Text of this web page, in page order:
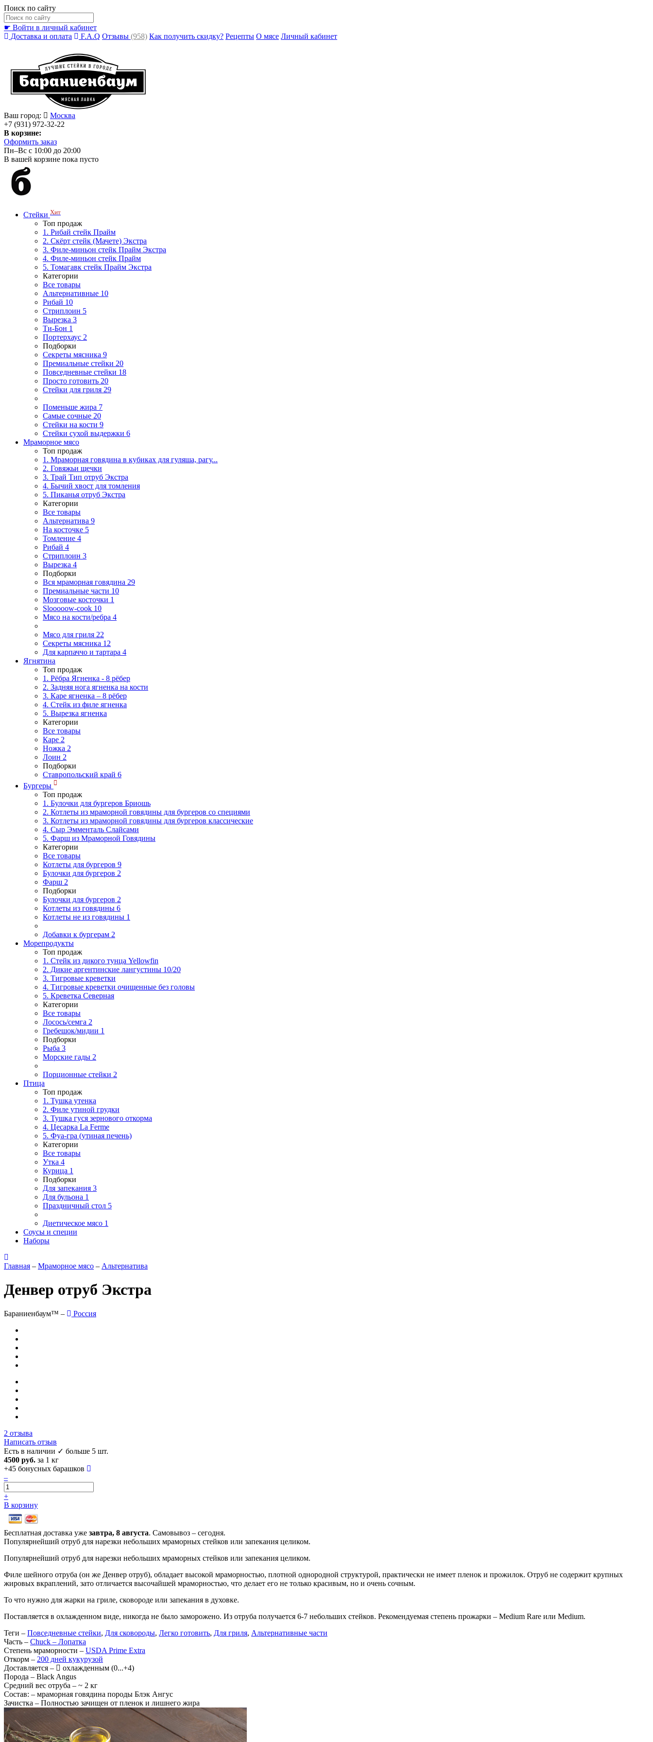
Поиск по сайту
☛ Войти в личный кабинет
Доставка и оплата
F.A.Q Отзывы (958) Как получить скидку? Рецепты О мясе Личный кабинет
Ваш город:
Москва
+7 (931) 972-32-22
В корзине:
Оформить заказ
Пн–Вс с 10:00 до 20:00
В вашей корзине пока пусто
Стейки Хит
Топ продаж
1. Рибай cтейк Прайм
2. Скёрт стейк (Мачете) Экстра
3. Филе-миньон стейк Прайм Экстра
4. Филе-миньон стейк Прайм
5. Томагавк стейк Прайм Экстра
Категории
Все товары
Альтернативные 10
Рибай 10
Стриплоин 5
Вырезка 3
Ти-Бон 1
Портерхаус 2
Подборки
Секреты мясника 9
Премиальные стейки 20
Повседневные стейки 18
Просто готовить 20
Стейки для гриля 29
Поменьше жира 7
Самые сочные 20
Стейки на кости 9
Стейки сухой выдержки 6
Мраморное мясо
Топ продаж
1. Мраморная говядина в кубиках для гуляша, рагу...
2. Говяжьи щечки
3. Трай Тип отруб Экстра
4. Бычий хвост для томления
5. Пиканья отруб Экстра
Категории
Все товары
Альтернатива 9
На косточке 5
Томление 4
Рибай 4
Стриплоин 3
Вырезка 4
Подборки
Вся мраморная говядина 29
Премиальные части 10
Мозговые косточки 1
Slooooow-cook 10
Мясо на кости/ребра 4
Мясо для гриля 22
Секреты мясника 12
Для карпаччо и тартара 4
Ягнятина
Топ продаж
1. Рёбра Ягненка - 8 рёбер
2. Задняя нога ягненка на кости
3. Каре ягненка – 8 рёбер
4. Стейк из филе ягненка
5. Вырезка ягненка
Категории
Все товары
Каре 2
Ножка 2
Лоин 2
Подборки
Ставропольский край 6
Бургеры
Топ продаж
1. Булочки для бургеров Бриошь
2. Котлеты из мраморной говядины для бургеров со специями
3. Котлеты из мраморной говядины для бургеров классические
4. Сыр Эмменталь Слайсами
5. Фарш из Мраморной Говядины
Категории
Все товары
Котлеты для бургеров 9
Булочки для бургеров 2
Фарш 2
Подборки
Булочки для бургеров 2
Котлеты из говядины 6
Котлеты не из говядины 1
Добавки к бургерам 2
Морепродукты
Топ продаж
1. Стейк из дикого тунца Yellowfin
2. Дикие аргентинские лангустины 10/20
3. Тигровые креветки
4. Тигровые креветки очищенные без головы
5. Креветка Cеверная
Категории
Все товары
Лосось/семга 2
Гребешок/мидии 1
Подборки
Рыба 3
Морские гады 2
Порционные стейки 2
Птица
Топ продаж
1. Тушка утенка
2. Филе утиной грудки
3. Тушка гуся зернового откорма
4. Цесарка La Ferme
5. Фуа-гра (утиная печень)
Категории
Все товары
Утка 4
Курица 1
Подборки
Для запекания 3
Для бульона 1
Праздничный стол 5
Диетическое мясо 1
Соусы и специи
Наборы
Главная – Мраморное мясо – Альтернатива
Денвер отруб Экстра
Бараниенбаум™ – Россия
2 отзыва
Написать отзыв
Есть в наличии ✓ больше 5 шт.
4500 руб. за 1 кг
+45 бонусных барашков
–
+
В корзину
Бесплатная доставка уже завтра, 8 августа. Самовывоз – сегодня.
Популярнейший отруб для нарезки небольших мраморных стейков или запекания целиком.
Популярнейший отруб для нарезки небольших мраморных стейков или запекания целиком.
Филе шейного отруба (он же Денвер отруб), обладает высокой мраморностью, плотной однородной структурой, практически не имеет пленок и прожилок. Отруб не содержит крупных
жировых вкраплений, зато отличается высочайшей мраморностью, что делает его не только красивым, но и очень сочным.
То что нужно для жарки на гриле, сковороде или запекания в духовке.
Поставляется в охлажденном виде, никогда не было заморожено. Из отруба получается 6-7 небольших стейков. Рекомендуемая степень прожарки – Medium Rare или Medium.
Теги – Повседневные стейки, Для сковороды, Легко готовить, Для гриля, Альтернативные части
Часть – Chuck – Лопатка
Степень мраморности – USDA Prime Extra
Откорм – 200 дней кукурузой
Доставляется –
охлажденным (0...+4)
Порода – Black Angus
Средний вес отруба – ~ 2 кг
Состав: – мраморная говядина породы Блэк Ангус
Зачистка – Полностью зачищен от пленок и лишнего жира